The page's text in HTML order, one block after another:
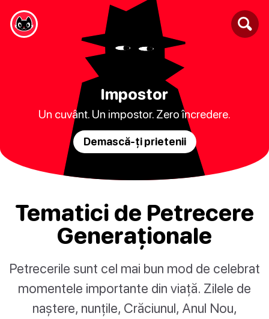
Impostor
Un cuvânt. Un impostor. Zero încredere.
Demască-ți prietenii
Tematici de Petrecere
Generaționale
Petrecerile sunt cel mai bun mod de celebrat
momentele importante din viață. Zilele de
naștere, nunțile, Crăciunul, Anul Nou,